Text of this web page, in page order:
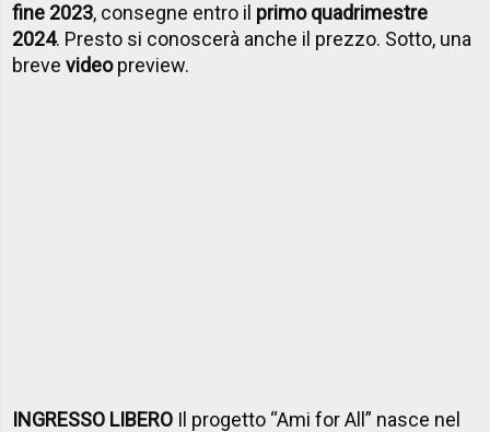
fine 2023, consegne entro il primo quadrimestre
2024. Presto si conoscerà anche il prezzo. Sotto, una
brevevideopreview.
INGRESSO LIBERO Il progetto “Ami for All” nasce nel